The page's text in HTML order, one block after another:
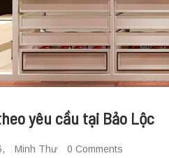
yêu cầu tại Bảo Lộc
Minh Thư 0 Comments